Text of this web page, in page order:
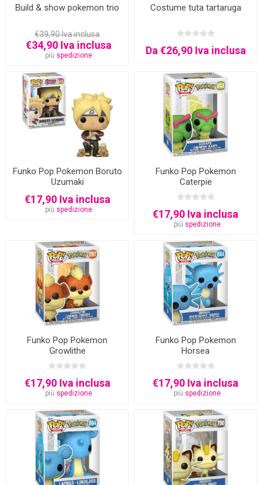
Build & show pokemon trio
€39,90 Iva inclusa
€34,90 Iva inclusa
più spedizione
Costume tuta tartaruga
Da €26,90 Iva inclusa
Funko Pop Pokemon Boruto
Uzumaki
€17,90 Iva inclusa
più spedizione
Funko Pop Pokemon
Caterpie
€17,90 Iva inclusa
più spedizione
Funko Pop Pokemon
Growlithe
€17,90 Iva inclusa
più spedizione
Funko Pop Pokemon
Horsea
€17,90 Iva inclusa
più spedizione